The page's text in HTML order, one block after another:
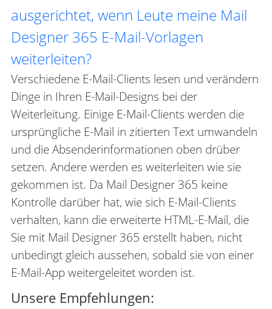
ausgerichtet, wenn Leute meine Mail
Designer 365 E-Mail-Vorlagen
weiterleiten?
Verschiedene E-Mail-Clients lesen und verändern
Dinge in Ihren E-Mail-Designs bei der
Weiterleitung. Einige E-Mail-Clients werden die
ursprüngliche E-Mail in zitierten Text umwandeln
und die Absenderinformationen oben drüber
setzen. Andere werden es weiterleiten wie sie
gekommen ist. Da Mail Designer 365 keine
Kontrolle darüber hat, wie sich E-Mail-Clients
verhalten, kann die erweiterte HTML-E-Mail, die
Sie mit Mail Designer 365 erstellt haben, nicht
unbedingt gleich aussehen, sobald sie von einer
E-Mail-App weitergeleitet worden ist.
Unsere Empfehlungen: